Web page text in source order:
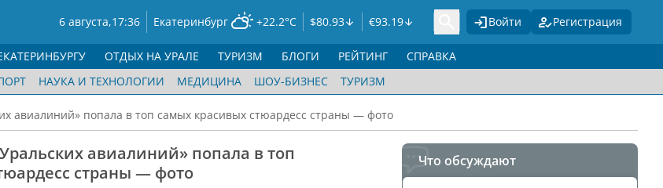
6 августа,17:36 Екатеринбург +22.2°C $80.93 €93.19 Войти Регистрация
НАУКА И ТЕХНОЛОГИИ МЕДИЦИНА ШОУ-БИЗНЕС ТУРИЗМ
ОТДЫХ НА УРАЛЕ ТУРИЗМ БЛОГИ РЕЙТИНГ СПРАВКА
авиалиний» попала в топ самых красивых стюардесс страны — фото
авиалиний» попала в топ
страны — фото
Что обсуждают